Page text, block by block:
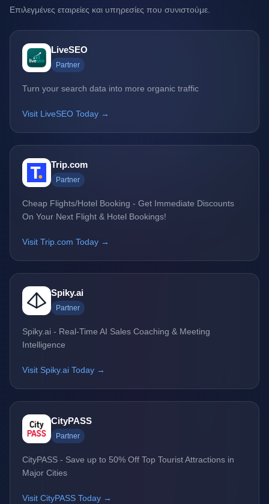
Επιλεγμένες εταιρείες και υπηρεσίες που συνιστούμε.
LiveSEO
Partner
Turn your search data into more organic traffic
Visit LiveSEO Today →
Trip.com
Partner
Cheap Flights/Hotel Booking - Get Immediate Discounts
On Your Next Flight & Hotel Bookings!
Visit Trip.com Today →
Spiky.ai
Partner
Spiky.ai - Real-Time AI Sales Coaching & Meeting
Intelligence
Visit Spiky.ai Today →
CityPASS
Partner
CityPASS - Save up to 50% Off Top Tourist Attractions in
Major Cities
Visit CityPASS Today →